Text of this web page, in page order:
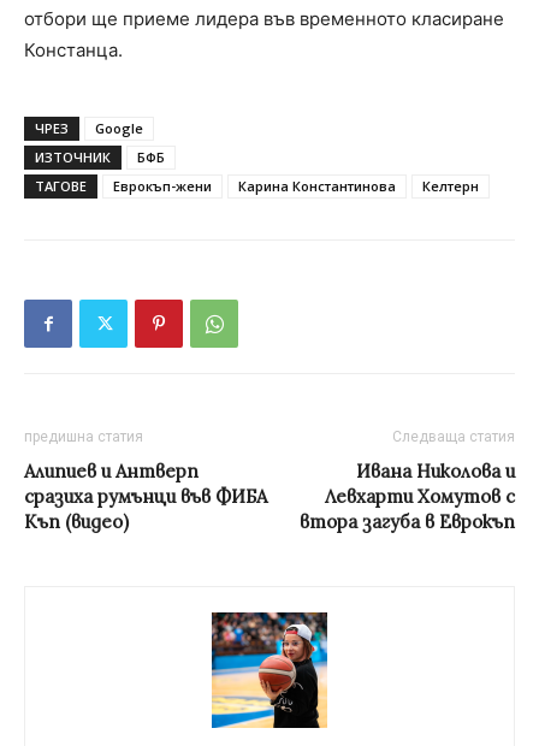
отбори ще приеме лидера във временното класиране
Констанца.
ЧРЕЗ
Google
ИЗТОЧНИК
БФБ
ТАГОВЕ
Еврокъп-жени Карина Константинова Келтерн
предишна статия
Алипиев и Антверп
сразиха румънци във ФИБА
Къп (видео)
Следваща статия
Ивана Николова и
Левхарти Хомутов с
втора загуба в Еврокъп